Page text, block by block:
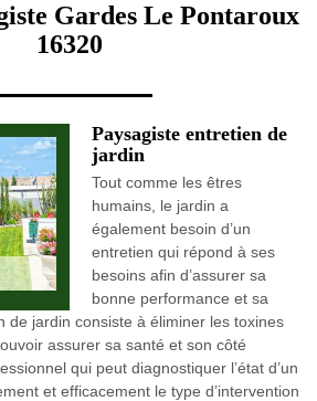
Gardes Le Pontaroux
16320
Paysagiste entretien de
jardin
Tout comme les êtres
humains, le jardin a
également besoin d’un
entretien qui répond à ses
besoins afin d’assurer sa
bonne performance et sa
de jardin consiste à éliminer les toxines
assurer sa santé et son côté
qui peut diagnostiquer l’état d’un
et efficacement le type d’intervention